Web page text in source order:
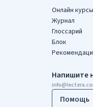
Онлайн курсы
Журнал
Глоссарий
Блок
Напишите
Помощь